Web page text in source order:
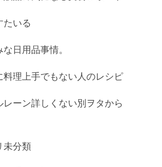
たいる
日用品事情。
料理上手でもない人のレシピ
レーン詳しくない別ヲタから
未分類